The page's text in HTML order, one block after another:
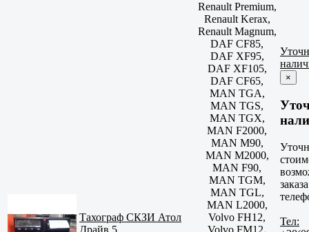
Тахограф СКЗИ Атол
Renault Premium,
Renault Kerax,
Renault Magnum,
DAF CF85,
DAF XF95,
DAF XF105,
DAF CF65,
MAN TGA,
MAN TGS,
MAN TGX,
MAN F2000,
MAN M90,
MAN M2000,
MAN F90,
MAN TGM,
MAN TGL,
MAN L2000,
Volvo FH12,
×
Тел: